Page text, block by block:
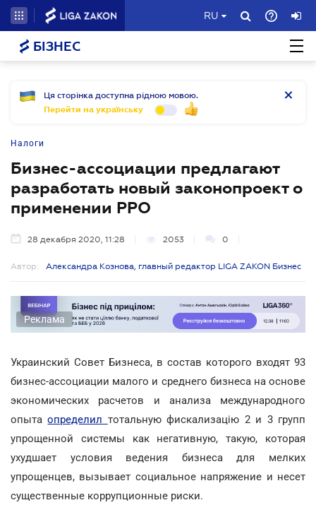
RU
БІЗНЕС
Ця сторінка доступна рідною мовою.
Перейти на українську
Налоги
Бизнес-ассоциации предлагают
разработать новый законопроект о
применении РРО
28 декабря 2020, 11:28 2053 0
Автор: Александра Кознова, главный редактор LIGA ZAKON Бизнес
Реклама
Украинский Совет Бизнеса, в состав которого входят 93
бизнес-ассоциации малого и среднего бизнеса на основе
экономических расчетов и анализа международного
опытаопределил тотальную фискализацію 2 и 3 групп
упрощенной системы как негативную, такую, которая
ухудшает условия ведения бизнеса для мелких
упрощенцев, вызывает социальное напряжение и несет
существенные коррупционные риски.